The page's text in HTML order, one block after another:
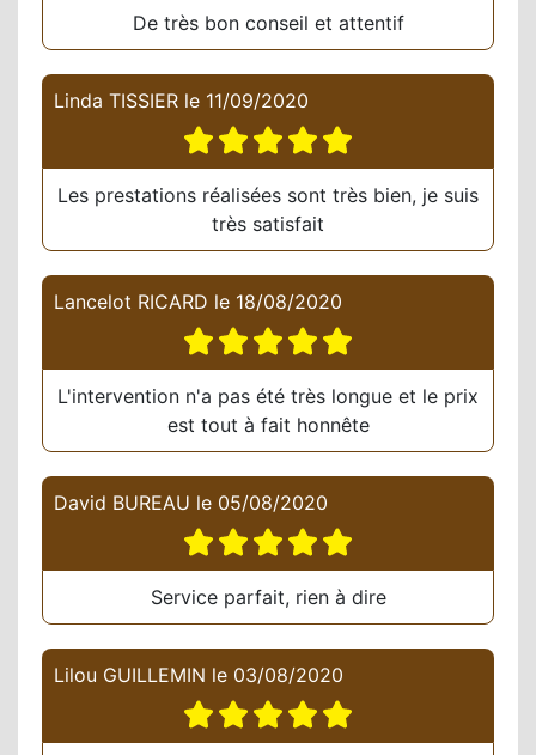
De très bon conseil et attentif
Linda TISSIER le 11/09/2020
Les prestations réalisées sont très bien, je suis
très satisfait
Lancelot RICARD le 18/08/2020
L'intervention n'a pas été très longue et le prix
est tout à fait honnête
David BUREAU le 05/08/2020
Service parfait, rien à dire
Lilou GUILLEMIN le 03/08/2020